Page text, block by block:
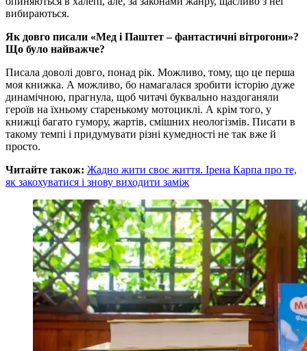
вибираються.
Як довго писали «Мед і Паштет – фантастичні вітрогони»?
Що було найважче?
Писала доволі довго, понад рік. Можливо, тому, що це перша
моя книжка. А можливо, бо намагалася зробити історію дуже
динамічною, прагнула, щоб читачі буквально наздоганяли
героїв на їхньому старенькому мотоциклі. А крім того, у
книжці багато гумору, жартів, смішних неологізмів. Писати в
такому темпі і придумувати різні кумедності не так вже й
просто.
Читайте також: Жадно жити своє життя. Ірена Карпа про те,
як закохуватися і знову виходити заміж